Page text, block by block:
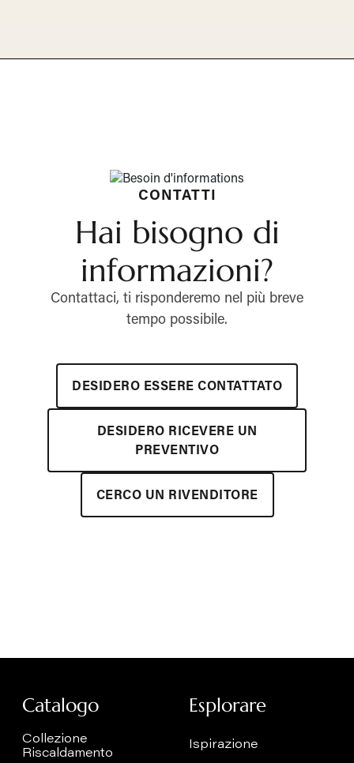
CONTATTI
Hai bisogno di
informazioni?
Contattaci, ti risponderemo nel più breve
tempo possibile.
DESIDERO ESSERE CONTATTATO
DESIDERO RICEVERE UN
PREVENTIVO
CERCO UN RIVENDITORE
Catalogo
Collezione
Riscaldamento
Esplorare
Ispirazione